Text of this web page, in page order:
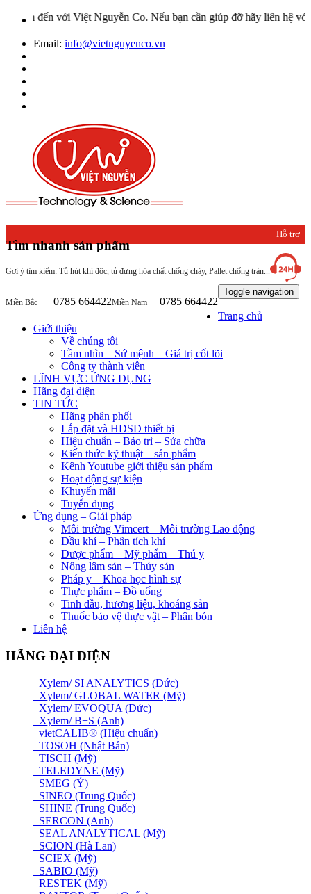
Co. Nếu bạn cần giúp đỡ hãy liên hệ với chúng tôi qua Hotline:
Email: info@vietnguyenco.vn
Tìm nhanh sản phẩm
Gợi ý tìm kiếm: Tủ hút khí độc, tủ đựng hóa chất chống cháy, Pallet chống tràn...
Hỗ trợ
khách
hàng
Miền Bắc 0785 664422Miền Nam 0785 664422
Toggle navigation
Trang chủ
Giới thiệu
Về chúng tôi
Tầm nhìn – Sứ mệnh – Giá trị cốt lõi
Công ty thành viên
LĨNH VỰC ỨNG DỤNG
Hãng đại diện
TIN TỨC
Hãng phân phối
Lắp đặt và HDSD thiết bị
Hiệu chuẩn – Bảo trì – Sửa chữa
Kiến thức kỹ thuật – sản phẩm
Kênh Youtube giới thiệu sản phẩm
Hoạt động sự kiện
Khuyến mãi
Tuyển dụng
Ứng dụng – Giải pháp
Môi trường Vimcert – Môi trường Lao động
Dầu khí – Phân tích khí
Dược phẩm – Mỹ phẩm – Thú y
Nông lâm sản – Thủy sản
Pháp y – Khoa học hình sự
Thực phẩm – Đồ uống
Tinh dầu, hương liệu, khoáng sản
Thuốc bảo vệ thực vật – Phân bón
Liên hệ
HÃNG ĐẠI DIỆN
Xylem/ SI ANALYTICS (Đức)
Xylem/ GLOBAL WATER (Mỹ)
Xylem/ EVOQUA (Đức)
Xylem/ B+S (Anh)
vietCALIB® (Hiệu chuẩn)
TOSOH (Nhật Bản)
TISCH (Mỹ)
TELEDYNE (Mỹ)
SMEG (Ý)
SINEO (Trung Quốc)
SHINE (Trung Quốc)
SERCON (Anh)
SEAL ANALYTICAL (Mỹ)
SCION (Hà Lan)
SCIEX (Mỹ)
SABIO (Mỹ)
RESTEK (Mỹ)